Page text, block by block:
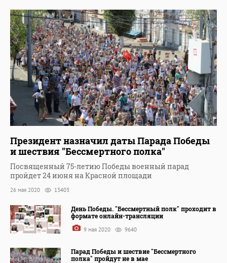
Президент назначил даты Парада Победы
и шествия "Бессмертного полка"
Посвященный 75-летию Победы военный парад
пройдет 24 июня на Красной площади
26 мая 2020 13403
День Победы. "Бессмертный полк" проходит в
формате онлайн-трансляции
9 мая 2020 9640
Парад Победы и шествие "Бессмертного
полка" пройдут не в мае